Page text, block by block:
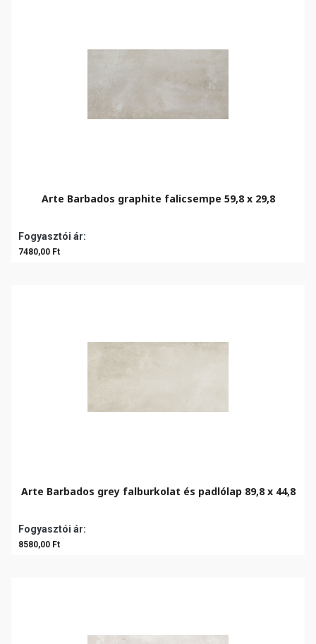
Arte Barbados graphite falicsempe 59,8 x 29,8
Fogyasztói ár:
7480,00 Ft
Arte Barbados grey falburkolat és padlólap 89,8 x 44,8
Fogyasztói ár:
8580,00 Ft